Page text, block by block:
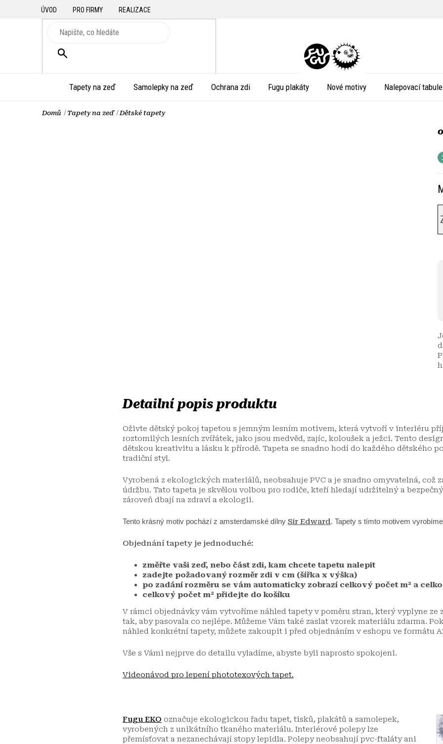
ÚVOD PRO FIRMY REALIZACE
Tapety na zeď Samolepky na zeď Ochrana zdi Fugu plakáty Nové motivy Nalepovací tabule
Domů Tapety na zeď Dětské tapety
Detailní popis produktu
Oživte dětský pokoj tapetou s jemným lesním motivem, která vytvoří v interiéru
roztomilých lesních zvířátek, jako jsou medvěd, zajíc, koloušek a ježci. Tento
dětskou kreativitu a lásku k přírodě. Tapeta se snadno hodí do každého dětského
tradiční styl.
Vyrobená z ekologických materiálů, neobsahuje PVC a je snadno omyvatelná,
údržbu. Tato tapeta je skvělou volbou pro rodiče, kteří hledají udržitelný a
zároveň dbají na zdraví a ekologii.
Tento krásný motiv pochází z amsterdamské dílny Sir Edward. Tapety s tímto motivem
Objednání tapety je jednoduché:
změřte vaši zeď, nebo část zdi, kam chcete tapetu nalepit
zadejte požadovaný rozměr zdi v cm (šířka x výška)
po zadání rozměru se vám automaticky zobrazí celkový počet m² a
celkový počet m² přidejte do košíku
V rámci objednávky vám vytvoříme náhled tapety v poměru stran, který vyplyne ze
tak, aby pasovala co nejlépe. Můžeme Vám také zaslat vzorek materiálu zdarma.
náhled konkrétní tapety, můžete zakoupit i před objednáním v eshopu ve formátu
Vše s Vámi nejprve do detailu vyladíme, abyste byli naprosto spokojeni.
Videonávod pro lepení phototexových tapet.
Fugu EKO označuje ekologickou řadu tapet, tisků, plakátů a samolepek,
vyrobených z unikátního tkaného materiálu. Interiérové polepy lze
přemísťovat a nezanechávají stopy lepidla. Polepy neobsahují pvc-ftaláty ani